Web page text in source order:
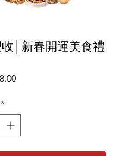
│新春開運美食禮
Price
*